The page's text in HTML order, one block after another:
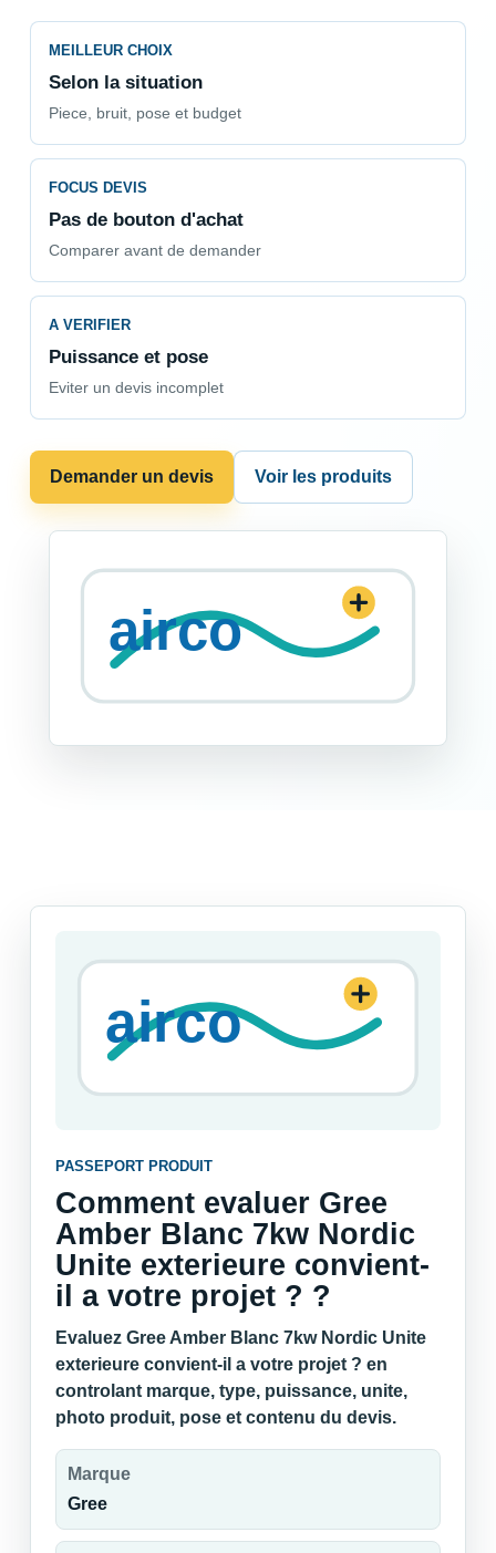
MEILLEUR CHOIX
Selon la situation
Piece, bruit, pose et budget
FOCUS DEVIS
Pas de bouton d'achat
Comparer avant de demander
A VERIFIER
Puissance et pose
Eviter un devis incomplet
Demander un devis Voir les produits
PASSEPORT PRODUIT
Comment evaluer Gree
Amber Blanc 7kw Nordic
Unite exterieure convient-
il a votre projet ? ?
Evaluez Gree Amber Blanc 7kw Nordic Unite
exterieure convient-il a votre projet ? en
controlant marque, type, puissance, unite,
photo produit, pose et contenu du devis.
Marque
Gree